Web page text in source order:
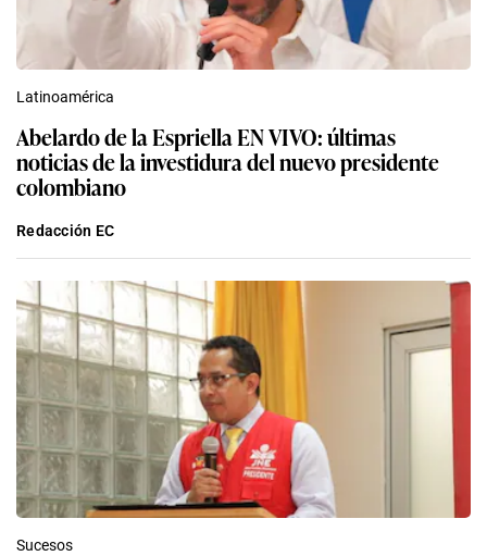
Latinoamérica
Abelardo de la Espriella EN VIVO: últimas
noticias de la investidura del nuevo presidente
colombiano
Redacción EC
Sucesos